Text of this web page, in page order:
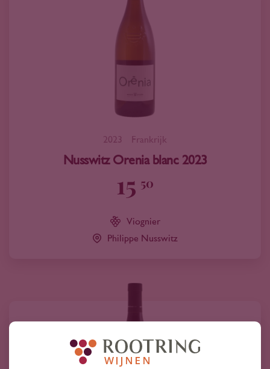
2023 Frankrijk
Nusswitz Orenia blanc 2023
15 50
Viognier
Philippe Nusswitz